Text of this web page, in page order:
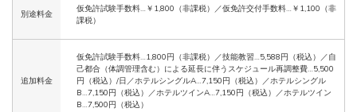
別途料金
仮免許試験手数料…￥1,800（非課税）／仮免許交付手数料…￥1,100（非
課税）
追加料金
仮免許試験手数料…1,800円（非課税）／技能教習…5,588円（税込）／自
己都合（体調管理含む）による延長に伴うスケジュール再調整費…5,500
円（税込）/日／ホテルシングルA…7,150円（税込）／ホテルシングル
B…7,150円（税込）／ホテルツインA…7,150円（税込）／ホテルツイン
B…7,500円（税込）